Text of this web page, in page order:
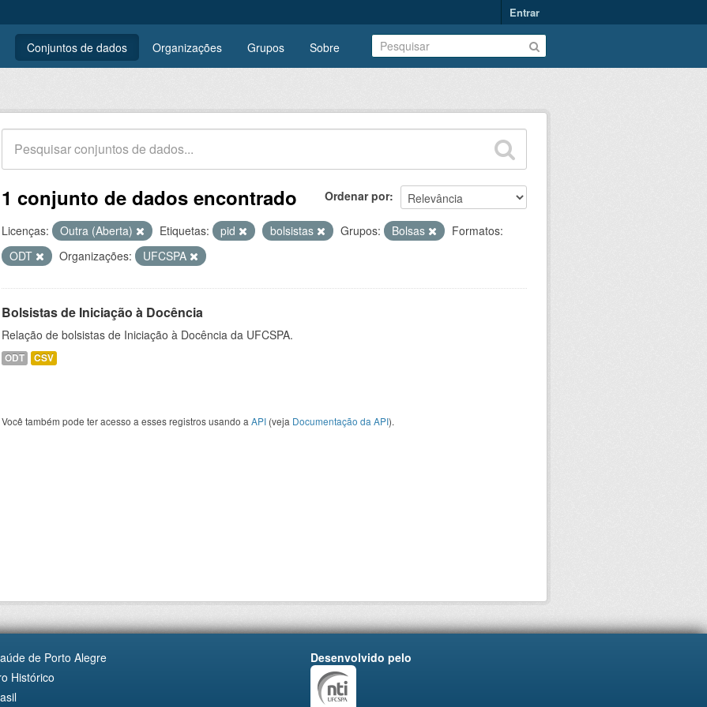
Entrar
Conjuntos de dados Organizações Grupos Sobre
Ordenar por
1 conjunto de dados encontrado
Licenças: Outra (Aberta) Etiquetas: pid bolsistas Grupos: Bolsas
Formatos:
ODT
Organizações: UFCSPA
Bolsistas de Iniciação à Docência
Relação de bolsistas de Iniciação à Docência da UFCSPA.
ODT CSV
Você também pode ter acesso a esses registros usando a API (veja Documentação da API).
de Porto Alegre
Histórico
Desenvolvido pelo